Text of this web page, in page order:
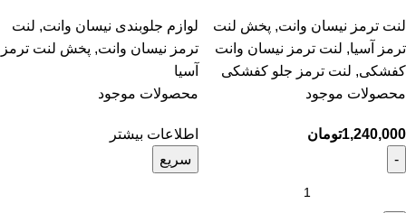
لنت ترمز نیسان وانت, پخش لنت
ترمز آسیا, لنت ترمز نیسان وانت
کفشکی, لنت ترمز جلو کفشکی
محصولات موجود
1,240,000تومان
لوازم جلوبندی نیسان وانت, لنت
ترمز نیسان وانت, پخش لنت ترمز
آسیا
محصولات موجود
اطلاعات بیشتر
سریع